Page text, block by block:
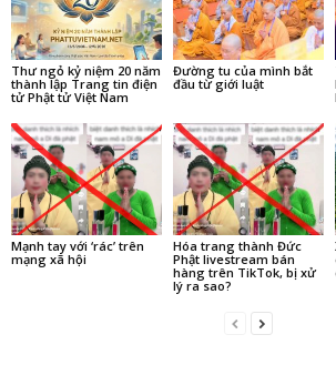
Thư ngỏ kỷ niệm 20 năm
thành lập Trang tin điện
tử Phật tử Việt Nam
Đường tu của mình bắt
đầu từ giới luật
Mạnh tay với ‘rác’ trên
mạng xã hội
Hóa trang thành Đức
Phật livestream bán
hàng trên TikTok, bị xử
lý ra sao?